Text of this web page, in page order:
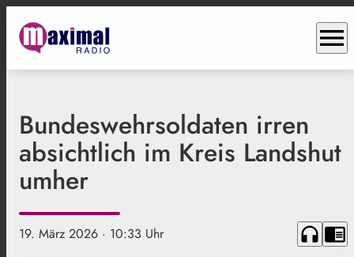
menu
Bundeswehrsoldaten irren
absichtlich im Kreis Landshut
umher
19. März 2026 · 10:33 Uhr headphones chrome_reader_mode